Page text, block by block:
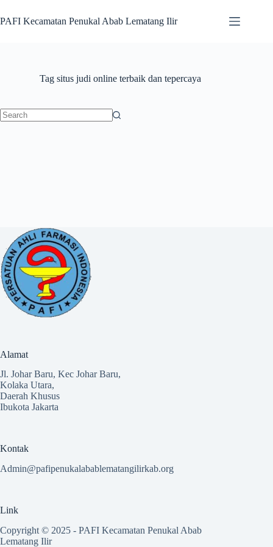
to
content
PAFI Kecamatan Penukal Abab Lematang Ilir
Tagsitus judi online terbaik dan tepercaya
Alamat
Jl. Johar Baru, Kec Johar Baru,
Kolaka Utara,
Daerah Khusus
Ibukota Jakarta
Kontak
Admin@pafipenukalabablematangilirkab.org
Link
Copyright © 2025 - PAFI Kecamatan Penukal Abab
Lematang Ilir